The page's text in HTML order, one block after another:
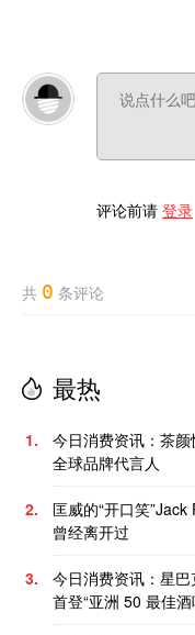
评论前请 登录
共 0 条评论
最热
1.
今日消费资讯：茶
全球品牌代言人
2.
匡威的“开口笑
曾经离开过
3.
今日消费资讯：星
首登“亚洲 50 最佳酒